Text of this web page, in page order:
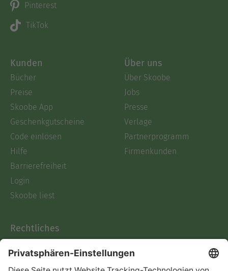
Pinterest
TikTok
Kunden
Bücher
Preise
Skoobe App
Geschenkgutscheine
Code einlösen
Hilfe
Barrierefreiheit
Login
Skoobe liest
Über uns
Über Skoobe
Jobs
Presse
Verlage
Partnerprogramm
Firmenkunden
Rechtliches
AGB